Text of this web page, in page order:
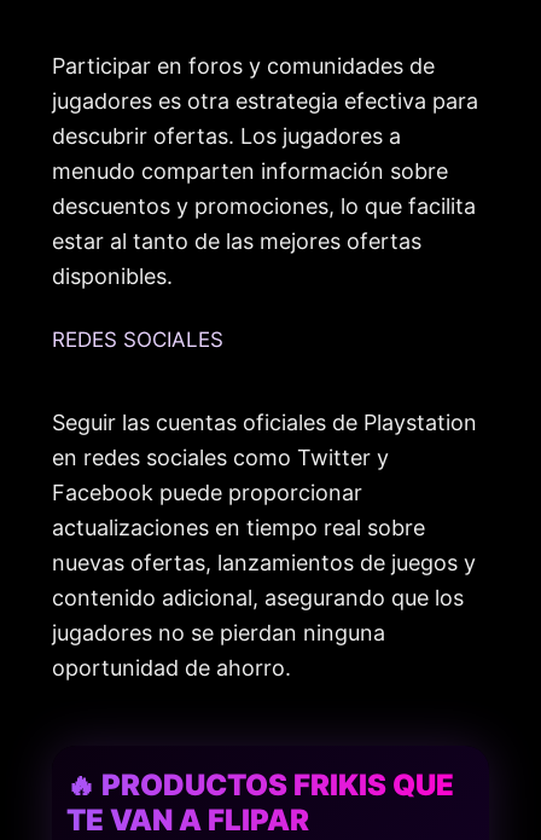
Participar en foros y comunidades de
jugadores es otra estrategia efectiva para
descubrir ofertas. Los jugadores a
menudo comparten información sobre
descuentos y promociones, lo que facilita
estar al tanto de las mejores ofertas
disponibles.
REDES SOCIALES
Seguir las cuentas oficiales de Playstation
en redes sociales como Twitter y
Facebook puede proporcionar
actualizaciones en tiempo real sobre
nuevas ofertas, lanzamientos de juegos y
contenido adicional, asegurando que los
jugadores no se pierdan ninguna
oportunidad de ahorro.
🔥 PRODUCTOS FRIKIS QUE
TE VAN A FLIPAR